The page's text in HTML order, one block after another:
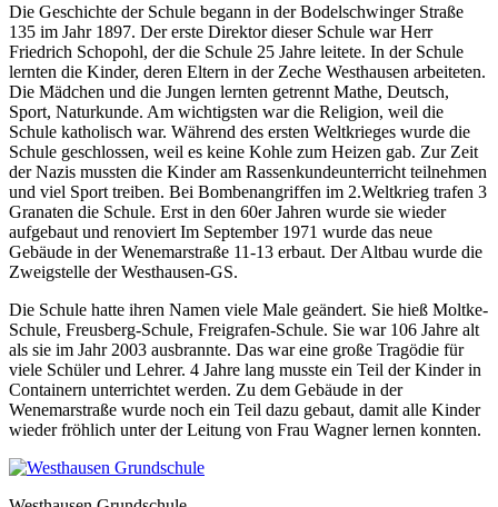
Die Geschichte der Schule begann in der Bodelschwinger Straße
135 im Jahr 1897. Der erste Direktor dieser Schule war Herr
Friedrich Schopohl, der die Schule 25 Jahre leitete. In der Schule
lernten die Kinder, deren Eltern in der Zeche Westhausen arbeiteten.
Die Mädchen und die Jungen lernten getrennt Mathe, Deutsch,
Sport, Naturkunde. Am wichtigsten war die Religion, weil die
Schule katholisch war. Während des ersten Weltkrieges wurde die
Schule geschlossen, weil es keine Kohle zum Heizen gab. Zur Zeit
der Nazis mussten die Kinder am Rassenkundeunterricht teilnehmen
und viel Sport treiben. Bei Bombenangriffen im 2.Weltkrieg trafen 3
Granaten die Schule. Erst in den 60er Jahren wurde sie wieder
aufgebaut und renoviert Im September 1971 wurde das neue
Gebäude in der Wenemarstraße 11-13 erbaut. Der Altbau wurde die
Zweigstelle der Westhausen-GS.
Die Schule hatte ihren Namen viele Male geändert. Sie hieß Moltke-
Schule, Freusberg-Schule, Freigrafen-Schule. Sie war 106 Jahre alt
als sie im Jahr 2003 ausbrannte. Das war eine große Tragödie für
viele Schüler und Lehrer. 4 Jahre lang musste ein Teil der Kinder in
Containern unterrichtet werden. Zu dem Gebäude in der
Wenemarstraße wurde noch ein Teil dazu gebaut, damit alle Kinder
wieder fröhlich unter der Leitung von Frau Wagner lernen konnten.